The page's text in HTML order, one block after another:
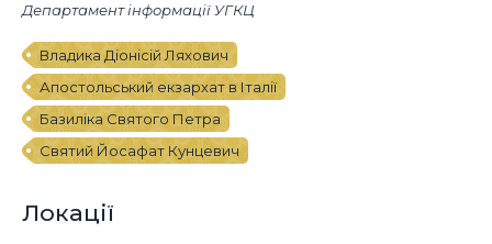
Департамент інформації УГКЦ
Владика Діонісій Ляхович
Апостольський екзархат в Італії
Базиліка Святого Петра
Святий Йосафат Кунцевич
Локації